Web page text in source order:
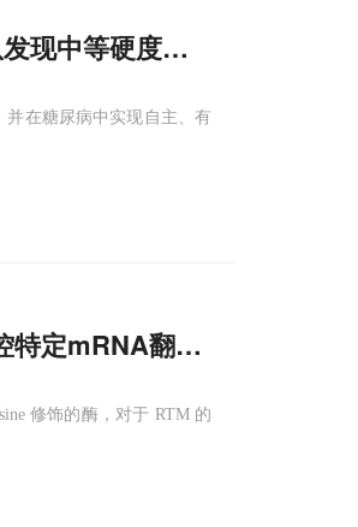
现中等硬度颗粒搭
在糖尿病中实现自主、有
定mRNA翻译，驱动单核
修饰的酶，对于 RTM 的